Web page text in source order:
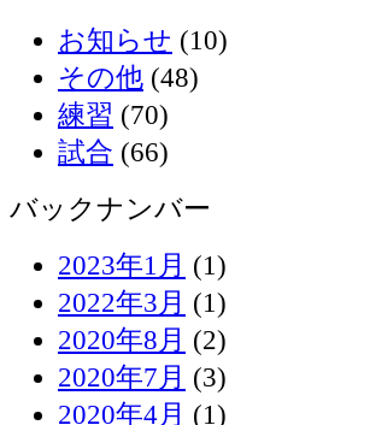
お知らせ (10)
その他 (48)
練習 (70)
試合 (66)
バックナンバー
2023年1月 (1)
2022年3月 (1)
2020年8月 (2)
2020年7月 (3)
2020年4月 (1)